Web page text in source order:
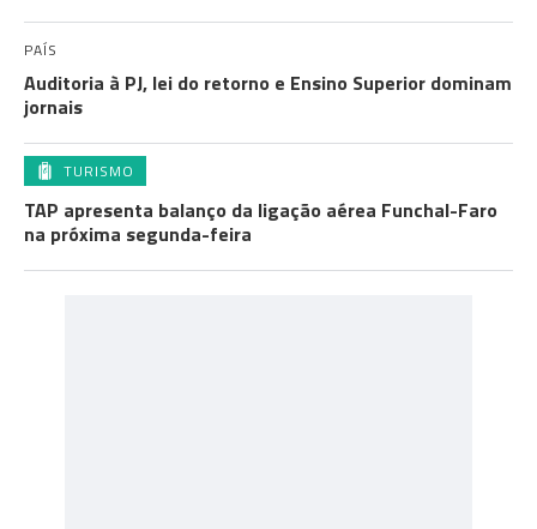
PAÍS
Auditoria à PJ, lei do retorno e Ensino Superior dominam
jornais
TURISMO
TAP apresenta balanço da ligação aérea Funchal-Faro
na próxima segunda-feira